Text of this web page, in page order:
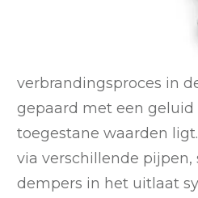
verbrandingsproces in
gepaard met een geluid
toegestane waarden
via verschillende pijpen,
dempers in het uitlaat